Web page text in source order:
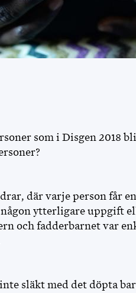
som i Disgen 2018
där varje person får
ytterligare uppgift
och fadderbarnet var
släkt med det döpta